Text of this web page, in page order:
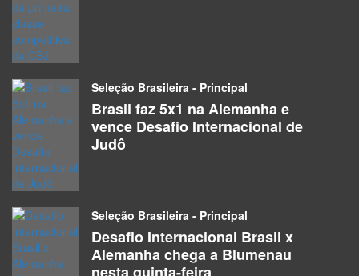
Seleção Brasileira - Principal
Brasil faz 5x1 na Alemanha e
vence Desafio Internacional de
Judô
Seleção Brasileira - Principal
Desafio Internacional Brasil x
Alemanha chega a Blumenau